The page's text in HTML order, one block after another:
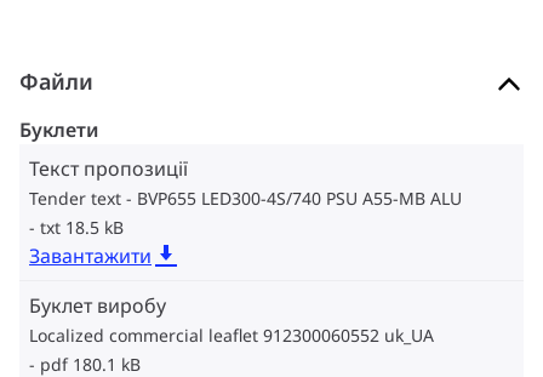
Файли
Буклети
Текст пропозиції
Tender text - BVP655 LED300-4S/740 PSU A55-MB ALU
txt 18.5 kB
Завантажити
Буклет виробу
Localized commercial leaflet 912300060552 uk_UA
pdf 180.1 kB